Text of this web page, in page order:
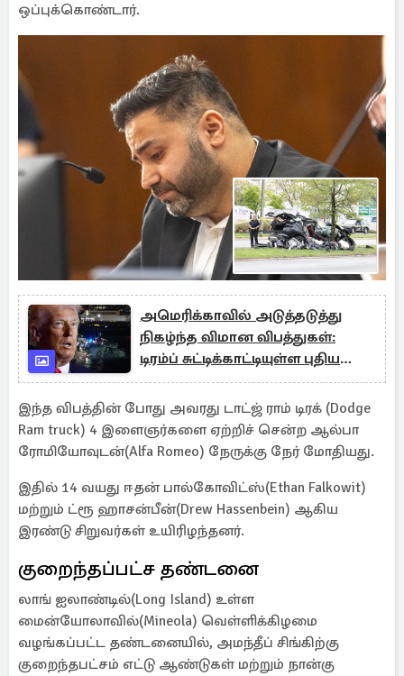
ஒப்புக்கொண்டார்.
அமெரிக்காவில் அடுத்தடுத்து
நிகழ்ந்த விமான விபத்துகள்:
டிரம்ப் சுட்டிக்காட்டியுள்ள புதிய
காரணம்!
இந்த விபத்தின் போது அவரது டாட்ஜ் ராம் டிரக் (Dodge
Ram truck) 4 இளைஞர்களை ஏற்றிச் சென்ற ஆல்பா
ரோமியோவுடன்(Alfa Romeo) நேருக்கு நேர் மோதியது.
இதில் 14 வயது ஈதன் பால்கோவிட்ஸ்(Ethan Falkowit)
மற்றும் ட்ரூ ஹாசன்பீன்(Drew Hassenbein) ஆகிய
இரண்டு சிறுவர்கள் உயிரிழந்தனர்.
குறைந்தப்பட்ச தண்டனை
லாங் ஐலாண்டில்(Long Island) உள்ள
மைன்யோலாவில்(Mineola) வெள்ளிக்கிழமை
வழங்கப்பட்ட தண்டனையில், அமந்தீப் சிங்கிற்கு
குறைந்தபட்சம் எட்டு ஆண்டுகள் மற்றும் நான்கு